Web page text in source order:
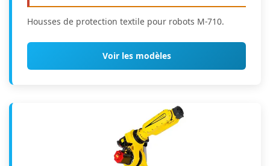
Housses de protection textile pour robots M-710.
Voir les modèles